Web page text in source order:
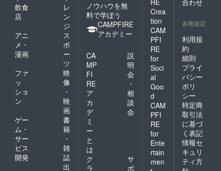
飲食
店
レ
ン
ジ
アニ
メ・
漫画
ス
ポ
ー
ツ
ファ
ッ
ショ
ン
映
像
・
映
画
ゲー
ム・
サー
ビス
開発
書
籍
・
雑
誌
出
ノウハウを無
料で学ぼう
CAMPFIRE
アカデミー
CA
MP
FI
RE
ア
カ
デ
ミ
ー
と
は
説
明
会
・
相
談
会
ク
ラ
サ
ポ
Crea
tion
CAM
PFI
RE
for
Soci
al
Goo
d
CAM
PFI
RE
for
Ente
rtain
men
各種規定
利用規
約
細則
プライ
バシー
ポリ
シー
特定商
取引法
に基づ
く表記
情報セ
キュリ
ティ方